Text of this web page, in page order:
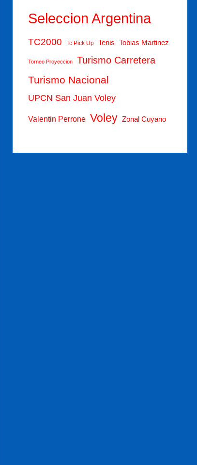
Seleccion Argentina
TC2000 Tc Pick Up Tenis Tobias Martinez
Torneo Proyeccion Turismo Carretera
Turismo Nacional
UPCN San Juan Voley
Valentin Perrone Voley Zonal Cuyano